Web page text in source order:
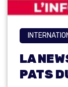
LA
PATS